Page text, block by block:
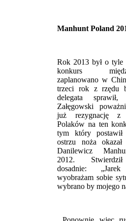
Manhunt Poland
Rok 2013 był o tyle
konkurs
zaplanowano w
trzeci rok z rzędu
delegata
Załęgowski
już rezygnację z
Polaków na ten
tym który
ostrzu noża
Danilewicz
2012.
dosadnie:
wyobrażam sobie
wybrano by mojego